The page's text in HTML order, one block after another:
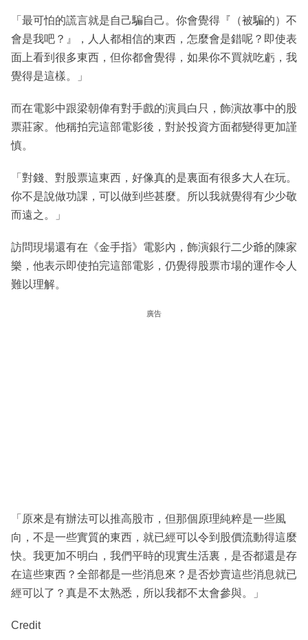
「最可怕的謊言就是自己騙自己。你會覺得『（被騙的）不
會是我吧？』，人人都相信的東西，怎麼會是錯呢？即使表
面上看到很多東西，但你都會覺得，如果你不買就吃虧，我
覺得是這樣。」
而在電影中跟梁朝偉有對手戲的演員白只，飾演故事中的股
票莊家。他稱拍完這部電影後，對於投資方面都變得更加謹
慎。
「對錢、對股票這東西，好像真的是裏面有很多大人在玩。
你不是說做功課，可以做到些甚麼。所以我就覺得有少少敬
而遠之。」
訪問現場還有在《金手指》電影內，飾演銀行二少爺的陳家
樂，他表示即使拍完這部電影，仍覺得股票市場的運作令人
難以理解。
廣告
「原來是有辦法可以推高股市，但那個原理純粹是一些風
向，不是一些實質的東西，就已經可以令到股價流動得這麼
快。我更加不明白，我們平時的現實生活裏，是否都還是存
在這些東西？全部都是一些消息來？是否炒賣這些消息就已
經可以了？真是不太熟悉，所以我都不太會參與。」
Credit